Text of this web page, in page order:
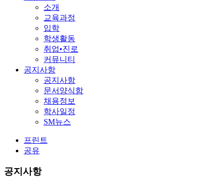
소개
교육과정
입학
학생활동
취업•진로
커뮤니티
공지사항
공지사항
문서양식함
채용정보
학사일정
SM뉴스
프린트
공유
공지사항